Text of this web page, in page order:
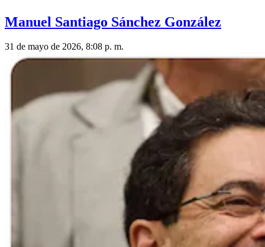
Manuel Santiago Sánchez González
31 de mayo de 2026, 8:08 p. m.